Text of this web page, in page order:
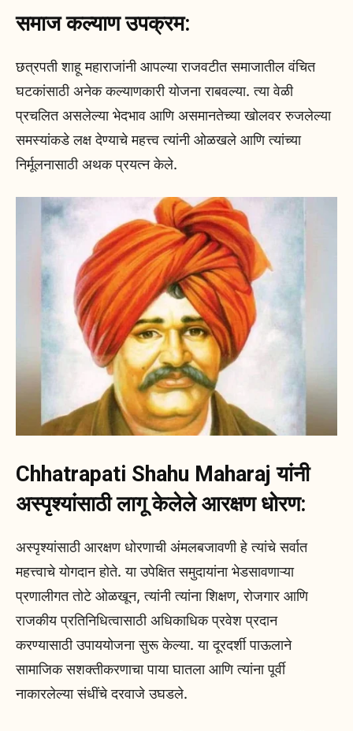
समाज कल्याण उपक्रम:
छत्रपती शाहू महाराजांनी आपल्या राजवटीत समाजातील वंचित
घटकांसाठी अनेक कल्याणकारी योजना राबवल्या. त्या वेळी
प्रचलित असलेल्या भेदभाव आणि असमानतेच्या खोलवर रुजलेल्या
समस्यांकडे लक्ष देण्याचे महत्त्व त्यांनी ओळखले आणि त्यांच्या
निर्मूलनासाठी अथक प्रयत्न केले.
Chhatrapati Shahu Maharaj यांनी
अस्पृश्यांसाठी लागू केलेले आरक्षण धोरण:
अस्पृश्यांसाठी आरक्षण धोरणाची अंमलबजावणी हे त्यांचे सर्वात
महत्त्वाचे योगदान होते. या उपेक्षित समुदायांना भेडसावणाऱ्या
प्रणालीगत तोटे ओळखून, त्यांनी त्यांना शिक्षण, रोजगार आणि
राजकीय प्रतिनिधित्वासाठी अधिकाधिक प्रवेश प्रदान
करण्यासाठी उपाययोजना सुरू केल्या. या दूरदर्शी पाऊलाने
सामाजिक सशक्तीकरणाचा पाया घातला आणि त्यांना पूर्वी
नाकारलेल्या संधींचे दरवाजे उघडले.